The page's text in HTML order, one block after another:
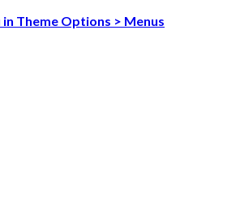
in Theme Options > Menus